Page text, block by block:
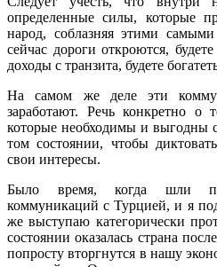
определенные силы, которые
народ, соблазняя этими
сейчас дороги откроются,
доходы с транзита, будете
На самом же деле эти
заработают. Речь конкретно о
которые необходимы и выгодны
том состоянии, чтобы
свои интересы.
Было время, когда шли
коммуникаций с Турцией, и я
же выступаю категорически
состоянии оказалась страна
попросту вторгнутся в нашу